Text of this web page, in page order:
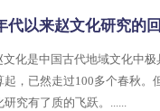
代以来赵文化研究的
文化是中国古代地域文化中
起，已然走过100多个春秋
究有了质的飞跃。......